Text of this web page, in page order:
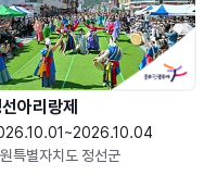
아리랑제
특별자치도 정선군